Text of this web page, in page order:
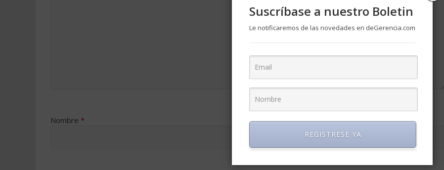
Nombre *
Suscríbase a nuestro Boletin
Le notificaremos de las novedades en deGerencia.com
REGISTRESE YA